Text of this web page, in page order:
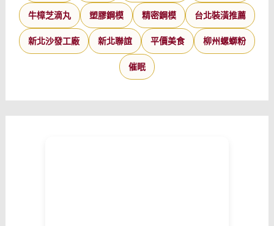
牛樟芝滴丸 塑膠鋼模 精密鋼模 台北裝潢推薦
新北沙發工廠 新北聯誼 平價美食 柳州螺螄粉
催眠